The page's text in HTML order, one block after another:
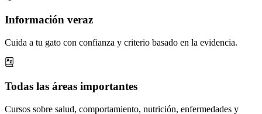
Información veraz
Cuida a tu gato con confianza y criterio basado en la evidencia.
Todas las áreas importantes
Cursos sobre salud, comportamiento, nutrición, enfermedades y